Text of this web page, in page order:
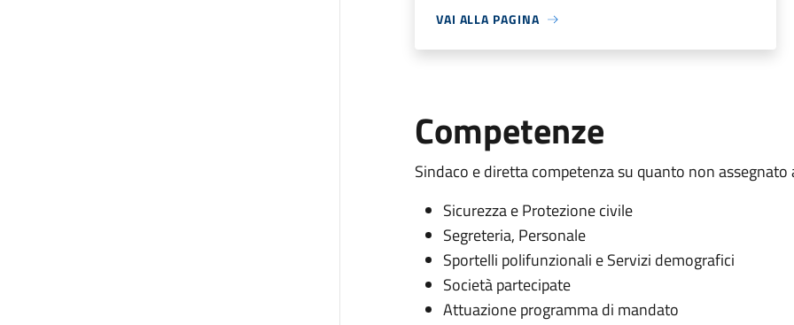
VAI ALLA PAGINA
Competenze
Sindaco e diretta competenza su quanto non
Sicurezza e Protezione civile
Segreteria, Personale
Sportelli polifunzionali e Servizi demografici
Società partecipate
Attuazione programma di mandato